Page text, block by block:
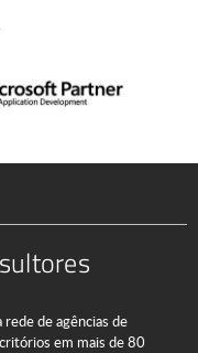
de agências de
em mais de 80